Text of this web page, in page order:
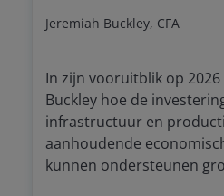
Jeremiah Buckley, CFA
In zijn vooruitblik op
Buckley hoe de
infrastructuur en
aanhoudende
kunnen ondersteunen